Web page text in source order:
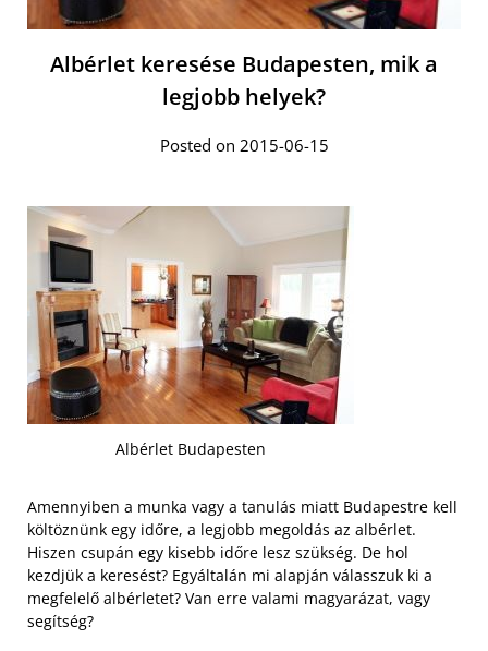
Albérlet keresése Budapesten, mik a
legjobb helyek?
Posted on 2015-06-15
Albérlet Budapesten
Amennyiben a munka vagy a tanulás miatt Budapestre kell
költöznünk egy időre, a legjobb megoldás az albérlet.
Hiszen csupán egy kisebb időre lesz szükség. De hol
kezdjük a keresést? Egyáltalán mi alapján válasszuk ki a
megfelelő albérletet? Van erre valami magyarázat, vagy
segítség?